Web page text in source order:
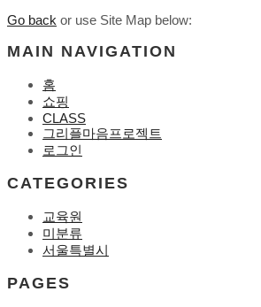
Go back or use Site Map below:
MAIN NAVIGATION
홈
쇼핑
CLASS
그리플마음프로젝트
로그인
CATEGORIES
교육원
미분류
서울특별시
PAGES